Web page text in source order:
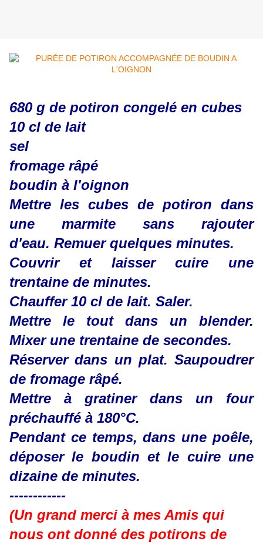
680 g de potiron congelé en cubes
10 cl de lait
sel
fromage râpé
boudin à l'oignon
Mettre les cubes de potiron dans
une marmite sans rajouter
d'eau. Remuer quelques minutes.
Couvrir et laisser cuire une
trentaine de minutes.
Chauffer 10 cl de lait. Saler.
Mettre le tout dans un blender.
Mixer une trentaine de secondes.
Réserver dans un plat. Saupoudrer
de fromage râpé.
Mettre à gratiner dans un four
préchauffé à 180°C.
Pendant ce temps, dans une poêle,
déposer le boudin et le cuire une
dizaine de minutes.
------------
(Un grand merci à mes Amis qui
nous ont donné des potirons de